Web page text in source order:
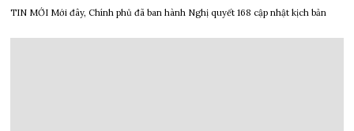
TIN MỚI Mới đây, Chính phủ đã ban hành Nghị quyết 168 cập nhật kịch bản